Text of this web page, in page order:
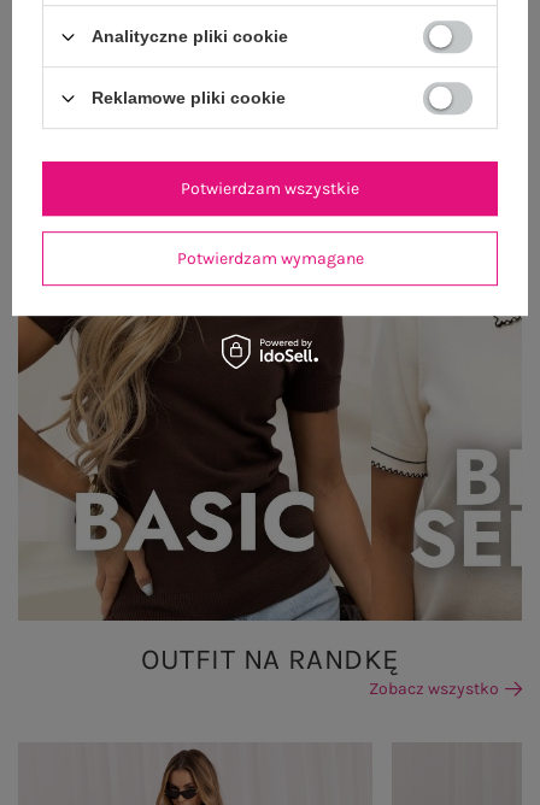
OUTFIT NA RANDKĘ
Zobacz wszystko
Analityczne pliki cookie
Reklamowe pliki cookie
Potwierdzam wymagane
Potwierdzam wszystkie